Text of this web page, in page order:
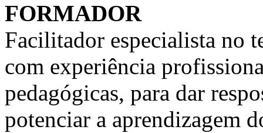
FORMADOR
Facilitador especialista no
com experiência
pedagógicas, para dar
potenciar a aprendizagem